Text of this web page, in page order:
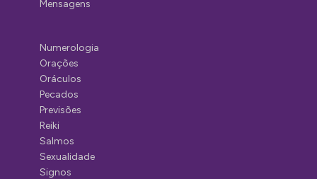
Mensagens
Numerologia
Orações
Oráculos
Pecados
Previsões
Reiki
Salmos
Sexualidade
Signos